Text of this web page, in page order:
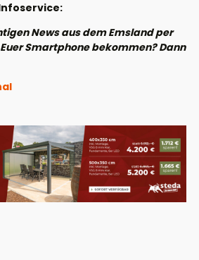
News aus dem Emsland per
Smartphone bekommen? Dann